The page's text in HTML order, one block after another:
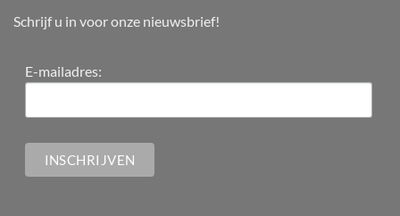
Schrijf u in voor onze nieuwsbrief!
E-mailadres: